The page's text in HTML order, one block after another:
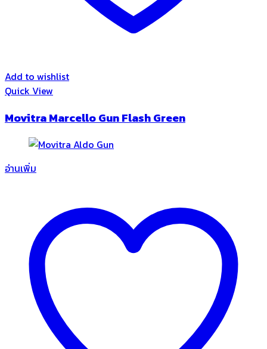
Add to wishlist
Quick View
Movitra Marcello Gun Flash Green
อ่านเพิ่ม